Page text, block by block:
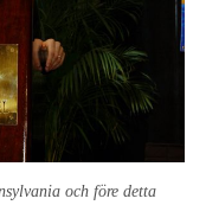
och före detta